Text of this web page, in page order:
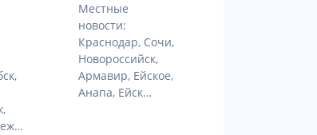
Местные
новости:
Краснодар, Сочи,
Новороссийск,
Армавир, Ейское,
Анапа, Ейск…